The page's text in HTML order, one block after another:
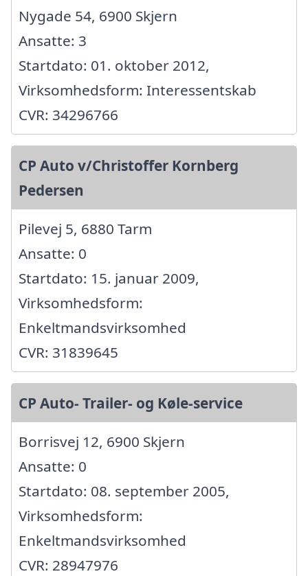
Nygade 54, 6900 Skjern
Ansatte: 3
Startdato: 01. oktober 2012,
Virksomhedsform: Interessentskab
CVR: 34296766
CP Auto v/Christoffer Kornberg
Pedersen
Pilevej 5, 6880 Tarm
Ansatte: 0
Startdato: 15. januar 2009,
Virksomhedsform:
Enkeltmandsvirksomhed
CVR: 31839645
CP Auto- Trailer- og Køle-service
Borrisvej 12, 6900 Skjern
Ansatte: 0
Startdato: 08. september 2005,
Virksomhedsform:
Enkeltmandsvirksomhed
CVR: 28947976